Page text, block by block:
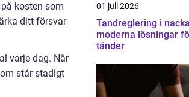
kosten som
ditt försvar
varje dag. När
står stadigt
01 juli 2026
Tandreglering i nacka
moderna lösningar
tänder